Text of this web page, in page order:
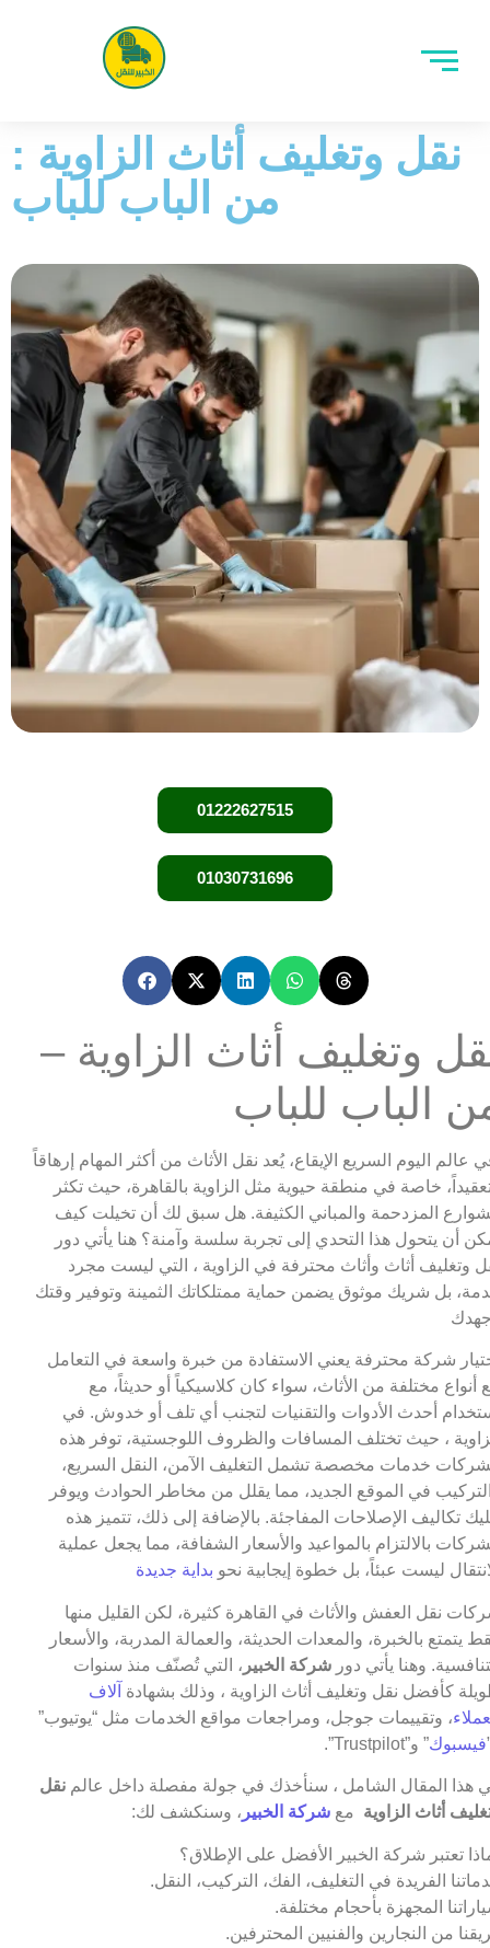
نقل وتغليف أثاث الزاوية :
من الباب للباب
01222627515
01030731696
وتغليف أثاث الزاوية –
الباب للباب
عالم اليوم السريع الإيقاع، يُعد نقل الأثاث من أكثر المهام إرهاقاً
خاصة في منطقة حيوية مثل الزاوية بالقاهرة، حيث تكثر
المزدحمة والمباني الكثيفة. هل سبق لك أن تخيلت كيف
أن يتحول هذا التحدي إلى تجربة سلسة وآمنة؟ هنا يأتي دور
وتغليف أثاث وأثاث محترفة في الزاوية ، التي ليست مجرد
بل شريك موثوق يضمن حماية ممتلكاتك الثمينة وتوفير وقتك
شركة محترفة يعني الاستفادة من خبرة واسعة في التعامل
أنواع مختلفة من الأثاث، سواء كان كلاسيكياً أو حديثاً، مع
أحدث الأدوات والتقنيات لتجنب أي تلف أو خدوش. في
، حيث تختلف المسافات والظروف اللوجستية، توفر هذه
خدمات مخصصة تشمل التغليف الآمن، النقل السريع،
في الموقع الجديد، مما يقلل من مخاطر الحوادث ويوفر
تكاليف الإصلاحات المفاجئة. بالإضافة إلى ذلك، تتميز هذه
بالالتزام بالمواعيد والأسعار الشفافة، مما يجعل عملية
ليست عبئاً، بل خطوة إيجابية نحو بداية جديدة
نقل العفش والأثاث في القاهرة كثيرة، لكن القليل منها
يتمتع بالخبرة، والمعدات الحديثة، والعمالة المدربة، والأسعار
وهنا يأتي دور شركة الخبير ، التي تُصنّف منذ سنوات
كأفضل نقل وتغليف أثاث الزاوية ، وذلك بشهادة آلاف
، وتقييمات جوجل، ومراجعات مواقع الخدمات مثل “يوتيوب”
فيسبوك” و”Trustpilot”.
هذا المقال الشامل ، سنأخذك في جولة مفصلة داخل عالم نقل
أثاث الزاوية مع شركة الخبير ، وسنكشف لك:
تعتبر شركة الخبير الأفضل على الإطلاق؟
الفريدة في التغليف، الفك، التركيب، النقل.
المجهزة بأحجام مختلفة.
من النجارين والفنيين المحترفين.